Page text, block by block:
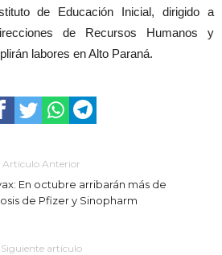
de Educación Inicial, dirigido a
de Recursos Humanos y
labores en Alto Paraná.
Artículo Anterior
En octubre arribarán más de
de Pfizer y Sinopharm
Siguiente artículo